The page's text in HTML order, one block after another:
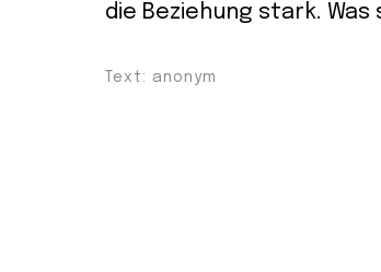
die Beziehung stark. Was
Text: anonym